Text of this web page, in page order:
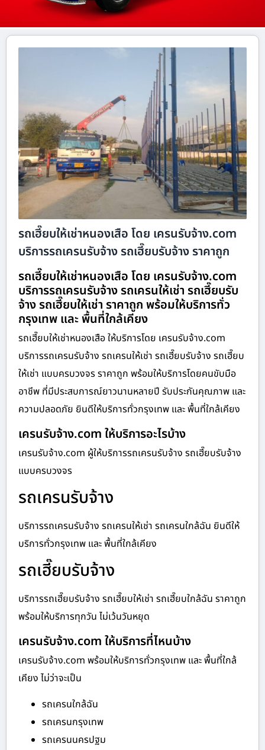
รถเฮี๊ยบให้เช่าหนองเสือ โดย เครนรับจ้าง.com
บริการรถเครนรับจ้าง รถเฮี๊ยบรับจ้าง ราคาถูก
รถเฮี๊ยบให้เช่าหนองเสือ โดย เครนรับจ้าง.com
บริการรถเครนรับจ้าง รถเครนให้เช่า รถเฮี๊ยบรับ
จ้าง รถเฮี๊ยบให้เช่า ราคาถูก พร้อมให้บริการทั่ว
กรุงเทพ และ พื้นที่ใกล้เคียง
รถเฮี๊ยบให้เช่าหนองเสือ ให้บริการโดย เครนรับจ้าง.com
บริการรถเครนรับจ้าง รถเครนให้เช่า รถเฮี๊ยบรับจ้าง รถเฮี๊ยบ
ให้เช่า แบบครบวงจร ราคาถูก พร้อมให้บริการโดยคนขับมือ
อาชีพ ที่มีประสบการณ์ยาวนานหลายปี รับประกันคุณภาพ และ
ความปลอดภัย ยินดีให้บริการทั่วกรุงเทพ และ พื้นที่ใกล้เคียง
เครนรับจ้าง.com ให้บริการอะไรบ้าง
เครนรับจ้าง.com ผู้ให้บริการรถเครนรับจ้าง รถเฮี๊ยบรับจ้าง
แบบครบวงจร
รถเครนรับจ้าง
บริการรถเครนรับจ้าง รถเครนให้เช่า รถเครนใกล้ฉัน ยินดีให้
บริการทั่วกรุงเทพ และ พื้นที่ใกล้เคียง
รถเฮี๊ยบรับจ้าง
บริการรถเฮี๊ยบรับจ้าง รถเฮี๊ยบให้เช่า รถเฮี๊ยบใกล้ฉัน ราคาถูก
พร้อมให้บริการทุกวัน ไม่เว้นวันหยุด
เครนรับจ้าง.com ให้บริการที่ไหนบ้าง
เครนรับจ้าง.com พร้อมให้บริการทั่วกรุงเทพ และ พื้นที่ใกล้
เคียง ไม่ว่าจะเป็น
รถเครนใกล้ฉัน
รถเครนกรุงเทพ
รถเครนนครปฐม